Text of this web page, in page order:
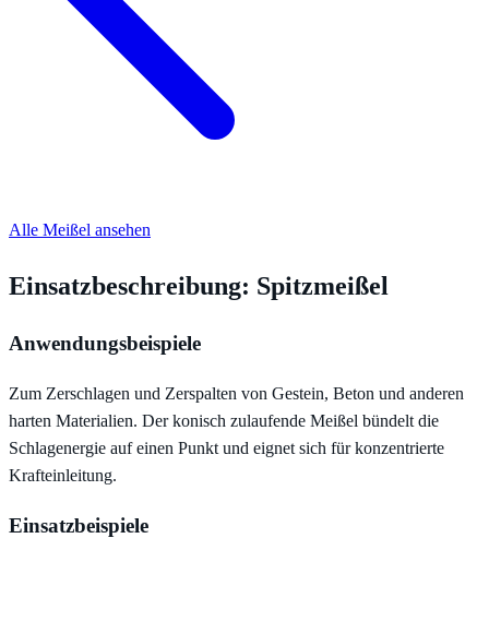
Alle Meißel ansehen
Einsatzbeschreibung: Spitzmeißel
Anwendungsbeispiele
Zum Zerschlagen und Zerspalten von Gestein, Beton und anderen
harten Materialien. Der konisch zulaufende Meißel bündelt die
Schlagenergie auf einen Punkt und eignet sich für konzentrierte
Krafteinleitung.
Einsatzbeispiele